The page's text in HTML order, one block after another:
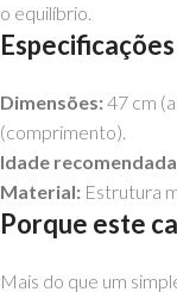
o equilíbrio.
Especificações
Dimensões:47 cm
(comprimento).
Idade
Material: Estrutura
Porque este
Mais do que um